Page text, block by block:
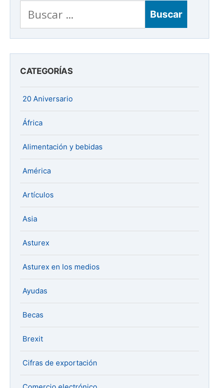
Buscar:
CATEGORÍAS
20 Aniversario
África
Alimentación y bebidas
América
Artículos
Asia
Asturex
Asturex en los medios
Ayudas
Becas
Brexit
Cifras de exportación